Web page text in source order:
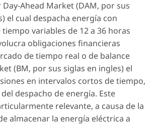
Ahead Market (DAM, por sus
el cual despacha energía con
variables de 12 a 36 horas
obligaciones financieras
de tiempo real o de balance
(BM, por sus siglas en ingles) el
en intervalos cortos de tiempo,
despacho de energía. Este
relevante, a causa de la
almacenar la energía eléctrica a